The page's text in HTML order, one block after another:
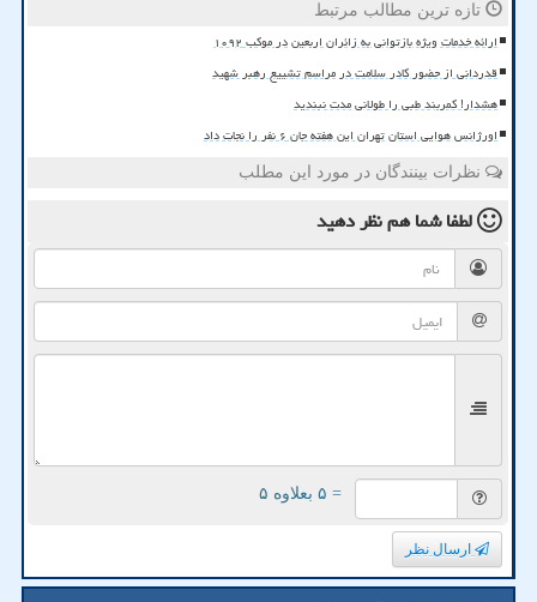
تازه ترین مطالب مرتبط
ارائه خدمات ویژه بازتوانی به زائران اربعین در موکب ۱۰۹۲
قدردانی از حضور کادر سلامت در مراسم تشییع رهبر شهید
هشدار! کمربند طبی را طولانی مدت نبندید
اورژانس هوایی استان تهران این هفته جان ۶ نفر را نجات داد
نظرات بینندگان در مورد این مطلب
لطفا شما همنظر دهید
= ۵ بعلاوه ۵
ارسال نظر